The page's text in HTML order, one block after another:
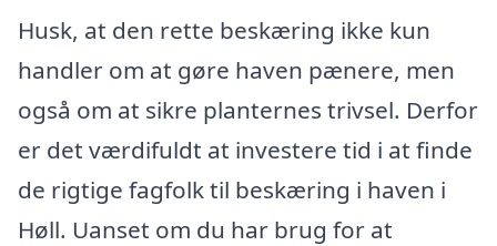
Husk, at den rette beskæring ikke kun
handler om at gøre haven pænere, men
også om at sikre planternes trivsel. Derfor
er det værdifuldt at investere tid i at finde
de rigtige fagfolk til beskæring i haven i
Høll. Uanset om du har brug for at